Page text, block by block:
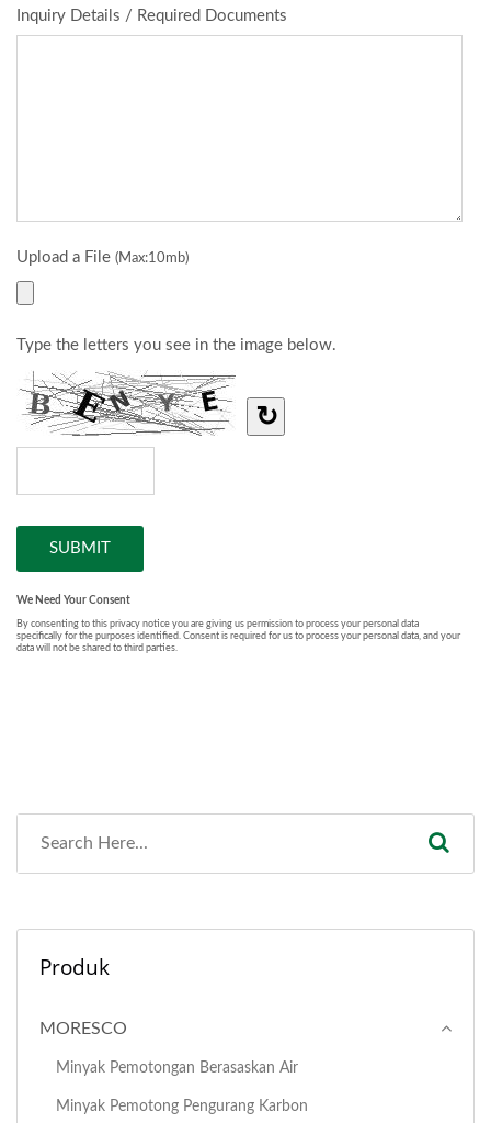
Produk
MORESCO
Minyak Pemotongan Berasaskan Air
Minyak Pemotong Pengurang Karbon